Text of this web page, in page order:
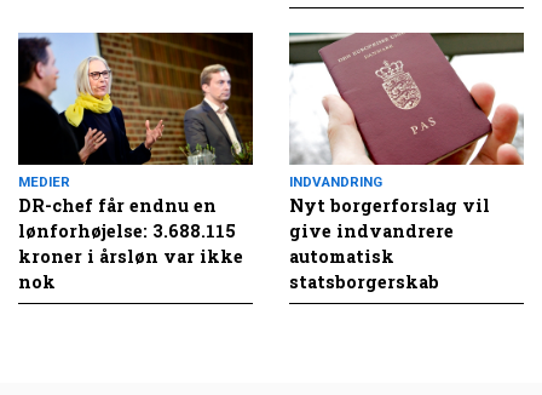
MEDIER
DR-chef får endnu en
lønforhøjelse: 3.688.115
kroner i årsløn var ikke
nok
INDVANDRING
Nyt borgerforslag vil
give indvandrere
automatisk
statsborgerskab